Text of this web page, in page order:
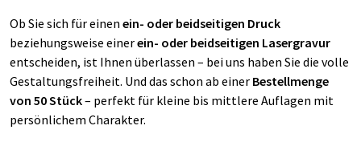
Ob Sie sich für einen ein- oder beidseitigen Druck
beziehungsweise einerein- oder beidseitigen Lasergravur
entscheiden, ist Ihnen überlassen – bei uns haben Sie die volle
Gestaltungsfreiheit. Und das schon ab einer Bestellmenge
von 50 Stück– perfekt für kleine bis mittlere Auflagen mit
persönlichem Charakter.